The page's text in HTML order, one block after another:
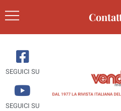
SEGUICI SU
SEGUICI SU